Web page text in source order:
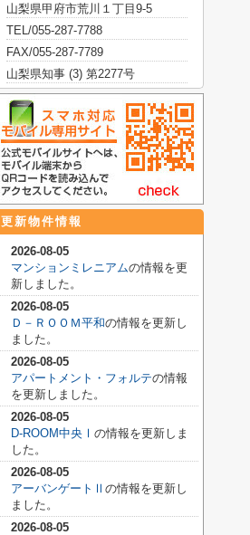
山梨県甲府市荒川１丁目9-5
TEL/055-287-7788
FAX/055-287-7789
山梨県知事 (3) 第2277号
更新物件情報
2026-08-05
マンションミレニアムの情報を更
新しました。
2026-08-05
Ｄ－ＲＯＯＭ平和の情報を更新し
ました。
2026-08-05
アパートメント・フォルテの情報
を更新しました。
2026-08-05
D-ROOM中央Ⅰ の情報を更新しま
した。
2026-08-05
アーバンゲートⅡ の情報を更新し
ました。
2026-08-05